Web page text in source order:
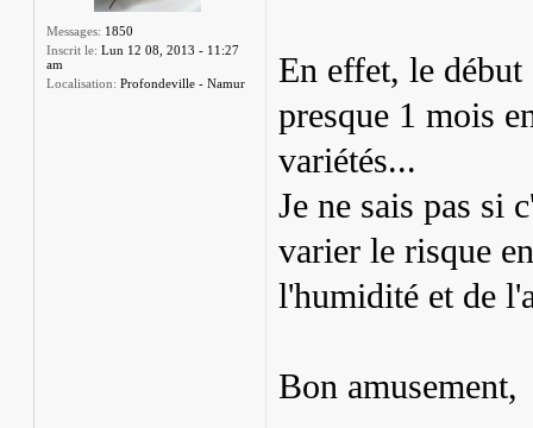
Messages: 1850
Inscrit le: Lun 12 08, 2013 - 11:27
am
Localisation: Profondeville - Namur
En effet, le
presque 1 mois
variétés...
Je ne sais pas si
varier le risque
l'humidité et de
Bon amusement,